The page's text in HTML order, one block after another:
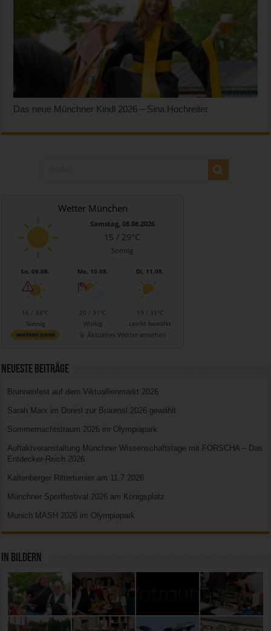
Das neue Münchner Kindl 2026 – Sina Hochreiter
Wetter München
Samstag, 08.08.2026
15 / 29°C
Sonnig
So, 09.08.
16 / 33°C
Sonnig
Mo, 10.08.
20 / 31°C
Wolkig
Di, 11.08.
19 / 31°C
Leicht bewölkt
Aktuelles Wetter ansehen
Neueste Beiträge
Brunnenfest auf dem Viktuallienmarkt 2026
Sarah Marx im Donisl zur Bräurosl 2026 gewählt
Sommernachtstraum 2026 im Olympiapark
Auftaktveranstaltung Münchner Wissenschaftstage mit FORSCHA – Das
Entdecker-Reich 2026
Kaltenberger Ritterturnier am 11.7.2026
Münchner Sportfestival 2026 am Königsplatz
Munich MASH 2026 im Olympiapark
In Bildern